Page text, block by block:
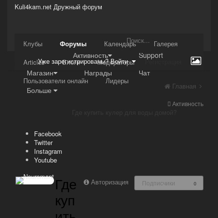
Kuli4kam.net Дружный форум
Сайт
Клубы Форумы Календарь
Галерея
Articles
Блоги
Модераторы
Пользователи онлайн
Лидеры
Активность
Support
Магазин
Награды
Чат
Больше
Уже зарегистрированы? Войти Регистрация
Активность
Главная
Facebook
Twitter
Instagram
Youtube
Авторизация Подписчики 0
Где
куп